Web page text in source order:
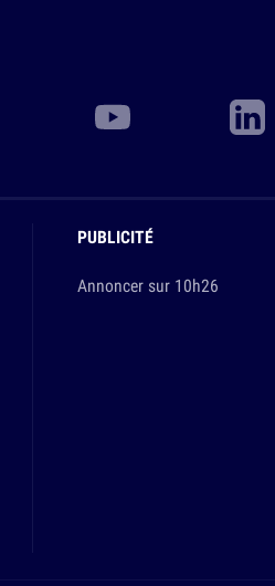
PUBLICITÉ
Annoncer sur 10h26